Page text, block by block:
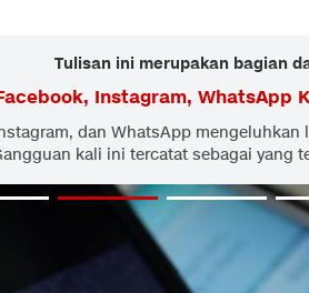
Tulisan ini merupakan bagian
Instagram, WhatsApp
dan WhatsApp mengeluhkan
kali ini tercatat sebagai yang